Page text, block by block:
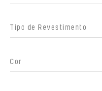
Tipo de Revestimento
Cor